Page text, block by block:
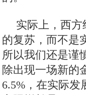
来更多的麻烦
观察者网：今
目标一样，您如
张维为：中国